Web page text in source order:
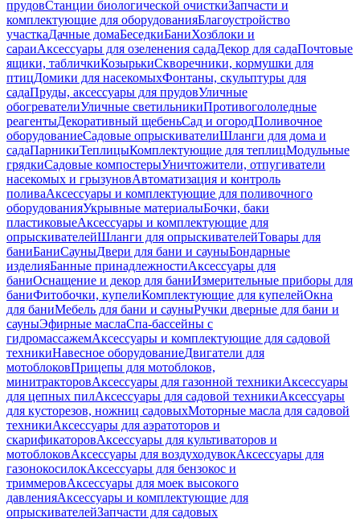
прудовСтанции биологической очисткиЗапчасти и
комплектующие для оборудованияБлагоустройство
участкаДачные домаБеседкиБаниХозблоки и
сараиАксессуары для озеленения садаДекор для садаПочтовые
ящики, табличкиКозырькиСкворечники, кормушки для
птицДомики для насекомыхФонтаны, скульптуры для
садаПруды, аксессуары для прудовУличные
обогревателиУличные светильникиПротивогололедные
реагентыДекоративный щебеньСад и огородПоливочное
оборудованиеСадовые опрыскивателиШланги для дома и
садаПарникиТеплицыКомплектующие для теплицМодульные
грядкиСадовые компостерыУничтожители, отпугиватели
насекомых и грызуновАвтоматизация и контроль
поливаАксессуары и комплектующие для поливочного
оборудованияУкрывные материалыБочки, баки
пластиковыеАксессуары и комплектующие для
опрыскивателейШланги для опрыскивателейТовары для
баниБаниСауныДвери для бани и сауныБондарные
изделияБанные принадлежностиАксессуары для
баниОснащение и декор для баниИзмерительные приборы для
баниФитобочки, купелиКомплектующие для купелейОкна
для баниМебель для бани и сауныРучки дверные для бани и
сауныЭфирные маслаСпа-бассейны с
гидромассажемАксессуары и комплектующие для садовой
техникиНавесное оборудованиеДвигатели для
мотоблоковПрицепы для мотоблоков,
минитракторовАксессуары для газонной техникиАксессуары
для цепных пилАксессуары для садовой техникиАксессуары
для кусторезов, ножниц садовыхМоторные масла для садовой
техникиАксессуары для аэратоторов и
скарификаторовАксессуары для культиваторов и
мотоблоковАксессуары для воздуходувокАксессуары для
газонокосилокАксессуары для бензокос и
триммеровАксессуары для моек высокого
давленияАксессуары и комплектующие для
опрыскивателейЗапчасти для садовых